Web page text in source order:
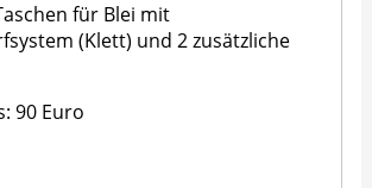
für Blei mit
(Klett) und 2 zusätzliche
90 Euro